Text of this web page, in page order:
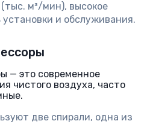
м³/мин), высокое
и обслуживания.
— это современное
чистого воздуха, часто
две спирали, одна из